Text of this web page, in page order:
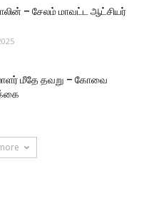
– சேலம் மாவட்ட ஆட்சியர்
மீதே தவறு – கோவை